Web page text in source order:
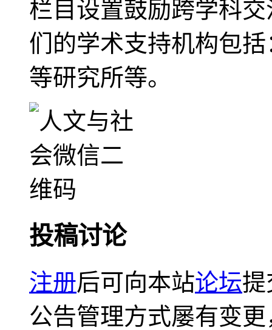
栏目设置鼓励跨学科
们的学术支持机构包
等研究所等。
投稿讨论
注册后可向本站论坛提
公告管理方式屡有变